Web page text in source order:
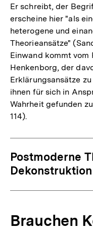
Er schreibt, der
erscheine hier "als
heterogene und
Theorieansätze"
Einwand kommt
Henkenborg, der
Erklärungsansätze
ihnen für sich in
Wahrheit gefunden
114).
Postmoderne
Brauchen